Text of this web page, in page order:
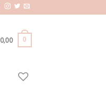
0,00 0